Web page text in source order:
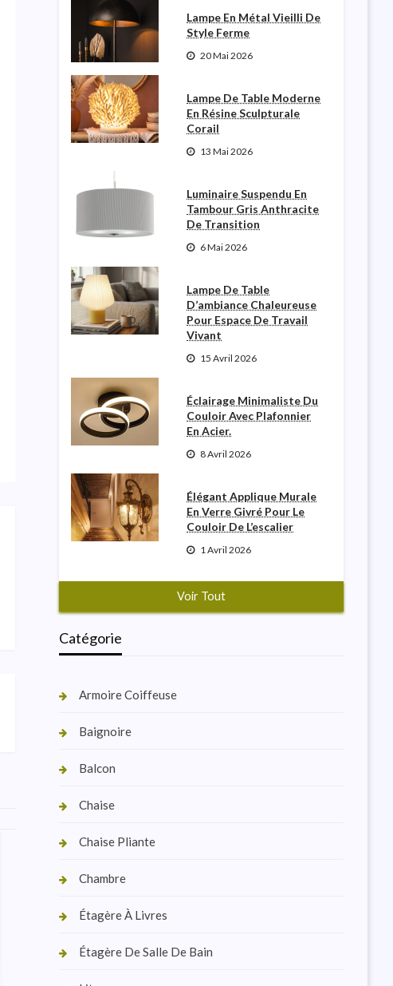
Lampe En Métal Vieilli De
Style Ferme
20 Mai 2026
Lampe De Table Moderne
En Résine Sculpturale
Corail
13 Mai 2026
Luminaire Suspendu En
Tambour Gris Anthracite
De Transition
6 Mai 2026
Lampe De Table
D’ambiance Chaleureuse
Pour Espace De Travail
Vivant
15 Avril 2026
Éclairage Minimaliste Du
Couloir Avec Plafonnier
En Acier.
8 Avril 2026
Élégant Applique Murale
En Verre Givré Pour Le
Couloir De L’escalier
1 Avril 2026
Voir Tout
Catégorie
Armoire Coiffeuse
Baignoire
Balcon
Chaise
Chaise Pliante
Chambre
Étagère À Livres
Étagère De Salle De Bain